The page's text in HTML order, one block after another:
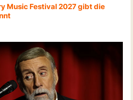
Music Festival 2027 gibt die